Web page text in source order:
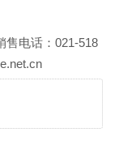
售电话：021-518